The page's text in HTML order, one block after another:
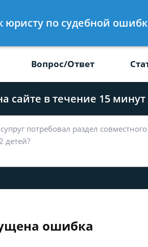
Вопрос/Ответ
сайте в течение 15 минут
ошибка
юристу по судебной